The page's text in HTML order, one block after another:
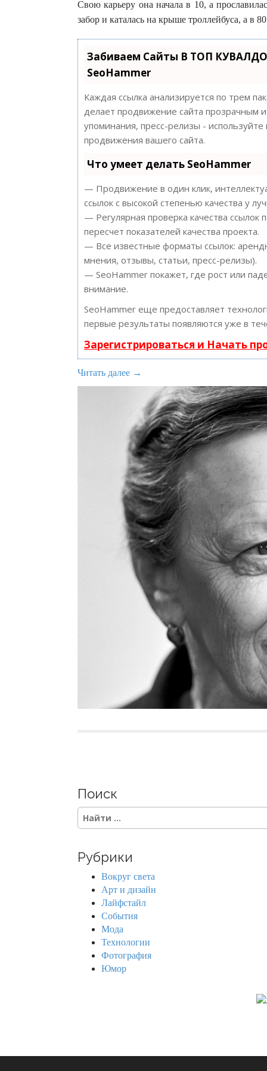
Свою карьеру она начала в 10, а
забор и каталась на крыше троллейбуса, а в
Забиваем Сайты В ТОП
SeoHammer
Каждая ссылка анализируется по трем
делает продвижение сайта прозрачным
упоминания, пресс-релизы -
продвижения вашего сайта.
Что умеет делать SeoHammer
— Продвижение в один клик,
ссылок с высокой степенью качества у
— Регулярная проверка качества
пересчет показателей качества проекта.
— Все известные форматы ссылок:
мнения, отзывы, статьи, пресс-релизы).
— SeoHammer покажет, где рост или
внимание.
SeoHammer еще предоставляет
первые результаты появляются уже в
Зарегистрироваться и Начать
Читать далее →
Поиск
S
e
c
Рубрики
Вокруг света
Арт и дизайн
Лайфстайл
События
Мода
Технологии
Фотография
Юмор